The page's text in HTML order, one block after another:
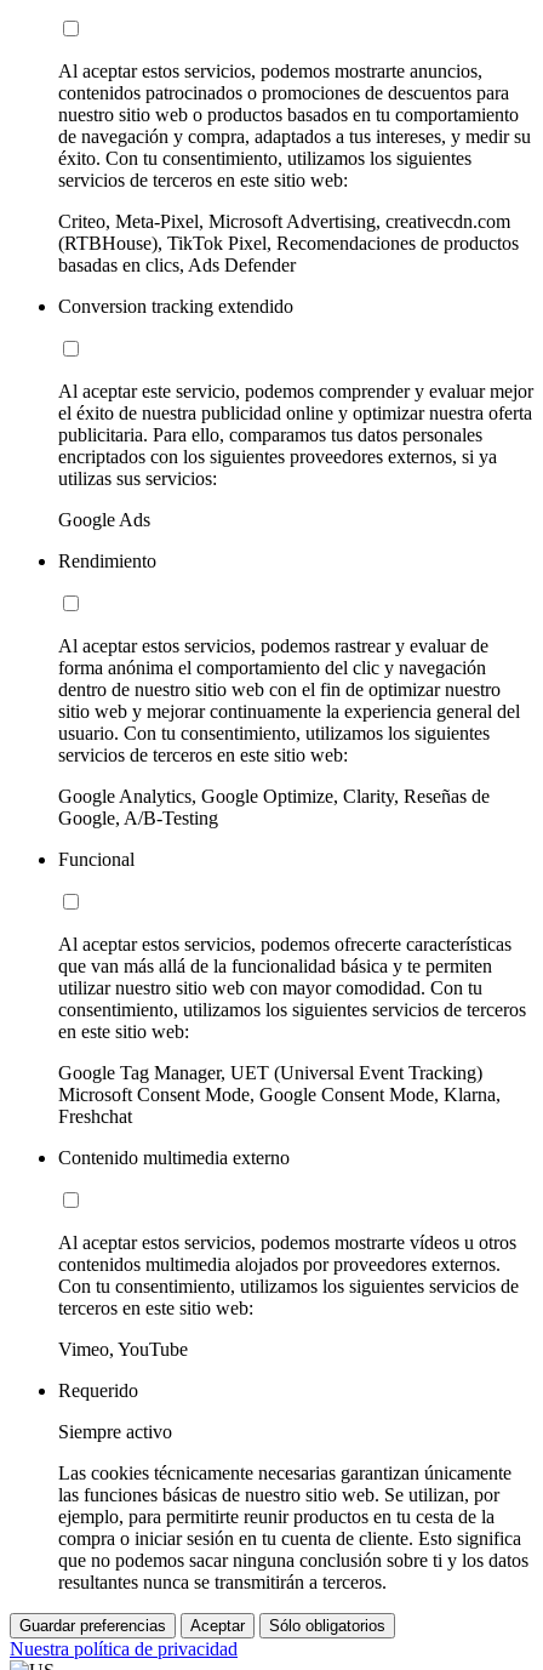
Al aceptar estos servicios, podemos mostrarte anuncios,
contenidos patrocinados o promociones de descuentos para
nuestro sitio web o productos basados en tu comportamiento
de navegación y compra, adaptados a tus intereses, y medir su
éxito. Con tu consentimiento, utilizamos los siguientes
servicios de terceros en este sitio web:
Criteo, Meta-Pixel, Microsoft Advertising, creativecdn.com
(RTBHouse), TikTok Pixel, Recomendaciones de productos
basadas en clics, Ads Defender
Conversion tracking extendido
Al aceptar este servicio, podemos comprender y evaluar mejor
el éxito de nuestra publicidad online y optimizar nuestra oferta
publicitaria. Para ello, comparamos tus datos personales
encriptados con los siguientes proveedores externos, si ya
utilizas sus servicios:
Google Ads
Rendimiento
Al aceptar estos servicios, podemos rastrear y evaluar de
forma anónima el comportamiento del clic y navegación
dentro de nuestro sitio web con el fin de optimizar nuestro
sitio web y mejorar continuamente la experiencia general del
usuario. Con tu consentimiento, utilizamos los siguientes
servicios de terceros en este sitio web:
Google Analytics, Google Optimize, Clarity, Reseñas de
Google, A/B-Testing
Funcional
Al aceptar estos servicios, podemos ofrecerte características
que van más allá de la funcionalidad básica y te permiten
utilizar nuestro sitio web con mayor comodidad. Con tu
consentimiento, utilizamos los siguientes servicios de terceros
en este sitio web:
Google Tag Manager, UET (Universal Event Tracking)
Microsoft Consent Mode, Google Consent Mode, Klarna,
Freshchat
Contenido multimedia externo
Al aceptar estos servicios, podemos mostrarte vídeos u otros
contenidos multimedia alojados por proveedores externos.
Con tu consentimiento, utilizamos los siguientes servicios de
terceros en este sitio web:
Vimeo, YouTube
Requerido
Siempre activo
Las cookies técnicamente necesarias garantizan únicamente
las funciones básicas de nuestro sitio web. Se utilizan, por
ejemplo, para permitirte reunir productos en tu cesta de la
compra o iniciar sesión en tu cuenta de cliente. Esto significa
que no podemos sacar ninguna conclusión sobre ti y los datos
resultantes nunca se transmitirán a terceros.
Guardar preferencias Aceptar Sólo obligatorios
Nuestra política de privacidad